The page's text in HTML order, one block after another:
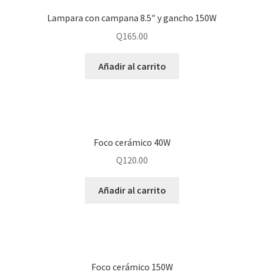
Lampara con campana 8.5″ y gancho 150W
Q165.00
Añadir al carrito
Foco cerámico 40W
Q120.00
Añadir al carrito
Foco cerámico 150W